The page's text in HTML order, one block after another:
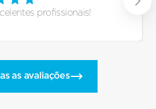
profissionais!
as avaliações